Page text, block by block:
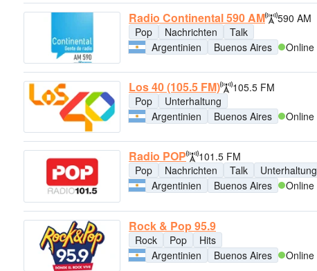
Radio Continental 590 AM
590 AM
Pop
Nachrichten
Talk
Argentinien
Buenos Aires Online
Los 40 (105.5 FM)
105.5 FM
Pop
Unterhaltung
Argentinien
Buenos Aires Online
Radio POP
101.5 FM
Pop
Nachrichten Talk Unterhaltung
Argentinien
Buenos Aires Online
Rock & Pop 95.9
Rock Pop
Hits
Argentinien
Buenos Aires Online